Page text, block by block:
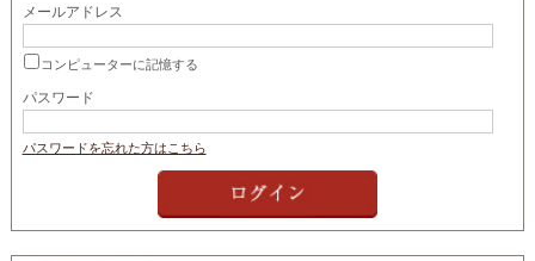
メールアドレス
コンピューターに記憶する
パスワード
パスワードを忘れた方はこちら